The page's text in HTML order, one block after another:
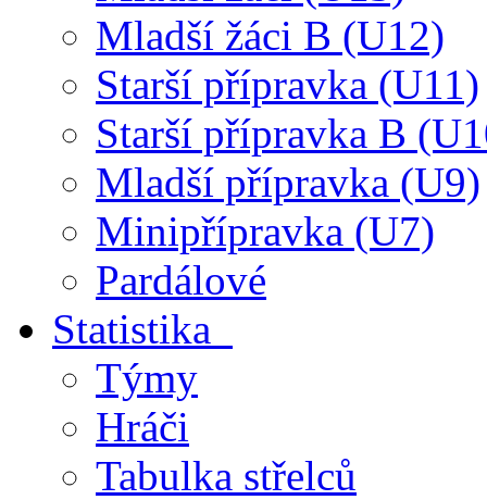
Mladší žáci B (U12)
Starší přípravka (U11)
Starší přípravka B
Mladší přípravka (U9)
Minipřípravka (U7)
Pardálové
Statistika
Týmy
Hráči
Tabulka střelců